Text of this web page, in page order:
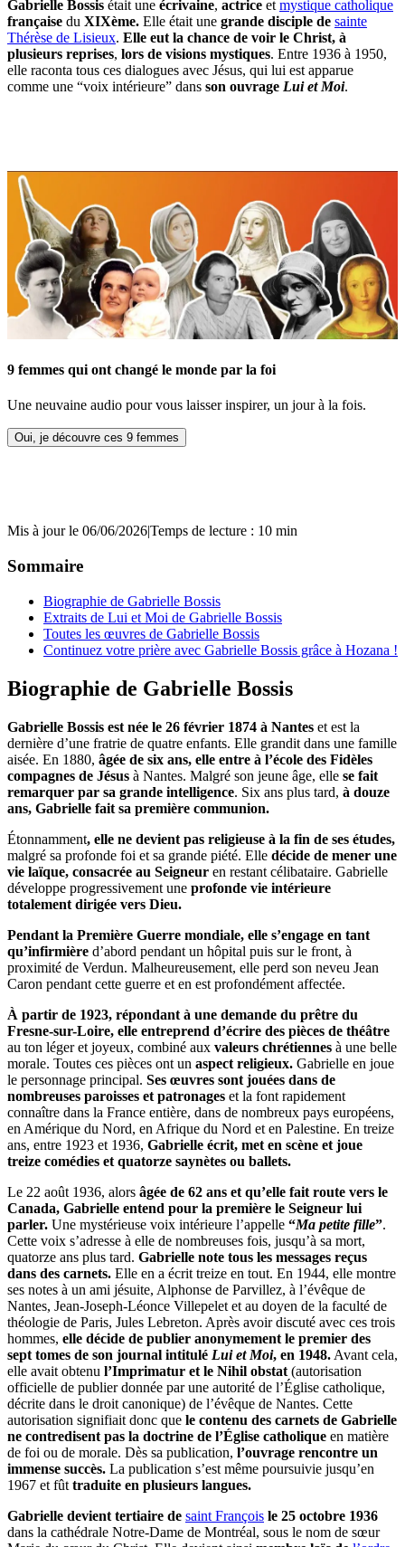
Gabrielle Bossis était une écrivaine, actrice et mystique catholique
française du XIXème. Elle était une grande disciple de sainte
Thérèse de Lisieux. Elle eut la chance de voir le Christ, à
plusieurs reprises, lors de visions mystiques. Entre 1936 à 1950,
elle raconta tous ces dialogues avec Jésus, qui lui est apparue
comme une “voix intérieure” dans son ouvrage Lui et Moi.
9 femmes qui ont changé le monde par la foi
Une neuvaine audio pour vous laisser inspirer, un jour à la fois.
Oui, je découvre ces 9 femmes
Mis à jour le 06/06/2026|Temps de lecture : 10 min
Sommaire
Biographie de Gabrielle Bossis
Extraits de Lui et Moi de Gabrielle Bossis
Toutes les œuvres de Gabrielle Bossis
Continuez votre prière avec Gabrielle Bossis grâce à Hozana !
Biographie de Gabrielle Bossis
Gabrielle Bossis est née le 26 février 1874 à Nantes et est la
dernière d’une fratrie de quatre enfants. Elle grandit dans une famille
aisée. En 1880, âgée de six ans, elle entre à l’école des Fidèles
compagnes de Jésus à Nantes. Malgré son jeune âge, elle se fait
remarquer par sa grande intelligence. Six ans plus tard, à douze
ans, Gabrielle fait sa première communion.
Étonnamment, elle ne devient pas religieuse à la fin de ses études,
malgré sa profonde foi et sa grande piété. Elle décide de mener une
vie laïque, consacrée au Seigneur en restant célibataire. Gabrielle
développe progressivement une profonde vie intérieure
totalement dirigée vers Dieu.
Pendant la Première Guerre mondiale, elle s’engage en tant
qu’infirmière d’abord pendant un hôpital puis sur le front, à
proximité de Verdun. Malheureusement, elle perd son neveu Jean
Caron pendant cette guerre et en est profondément affectée.
À partir de 1923, répondant à une demande du prêtre du
Fresne-sur-Loire, elle entreprend d’écrire des pièces de théâtre
au ton léger et joyeux, combiné aux valeurs chrétiennes à une belle
morale. Toutes ces pièces ont un aspect religieux. Gabrielle en joue
le personnage principal. Ses œuvres sont jouées dans de
nombreuses paroisses et patronages et la font rapidement
connaître dans la France entière, dans de nombreux pays européens,
en Amérique du Nord, en Afrique du Nord et en Palestine. En treize
ans, entre 1923 et 1936, Gabrielle écrit, met en scène et joue
treize comédies et quatorze saynètes ou ballets.
Le 22 août 1936, alors âgée de 62 ans et qu’elle fait route vers le
Canada, Gabrielle entend pour la première le Seigneur lui
parler. Une mystérieuse voix intérieure l’appelle “Ma petite fille”.
Cette voix s’adresse à elle de nombreuses fois, jusqu’à sa mort,
quatorze ans plus tard. Gabrielle note tous les messages reçus
dans des carnets. Elle en a écrit treize en tout. En 1944, elle montre
ses notes à un ami jésuite, Alphonse de Parvillez, à l’évêque de
Nantes, Jean-Joseph-Léonce Villepelet et au doyen de la faculté de
théologie de Paris, Jules Lebreton. Après avoir discuté avec ces trois
hommes, elle décide de publier anonymement le premier des
sept tomes de son journal intitulé Lui et Moi, en 1948. Avant cela,
elle avait obtenu l’Imprimatur et le Nihil obstat (autorisation
officielle de publier donnée par une autorité de l’Église catholique,
décrite dans le droit canonique) de l’évêque de Nantes. Cette
autorisation signifiait donc que le contenu des carnets de Gabrielle
ne contredisent pas la doctrine de l’Église catholique en matière
de foi ou de morale. Dès sa publication, l’ouvrage rencontre un
immense succès. La publication s’est même poursuivie jusqu’en
1967 et fût traduite en plusieurs langues.
Gabrielle devient tertiaire de saint François le 25 octobre 1936
dans la cathédrale Notre-Dame de Montréal, sous le nom de sœur